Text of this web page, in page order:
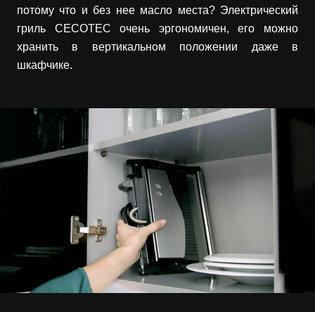
потому что и без нее масло места? Электрический
гриль CECOTEC очень эргономичен, его можно
хранить в вертикальном положении даже в
шкафчике.